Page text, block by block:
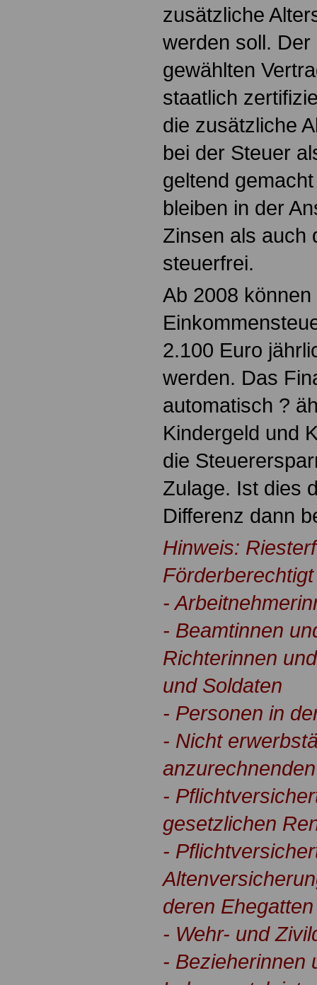
zusätzliche
werden soll.
gewählten
staatlich
die zusätzliche
bei der Steuer
geltend
bleiben in der
Zinsen als auch
steuerfrei.
Ab 2008
2.100 Euro
werden. Das
automatisch ?
Kindergeld und
die
Zulage. Ist dies
Differenz dann
Hinweis:
-
- Beamtinnen
Richterinnen
und Soldaten
- Personen in
- Nicht
-
gesetzlichen
-
deren Ehegatten
- Wehr- und
- Bezieherinnen